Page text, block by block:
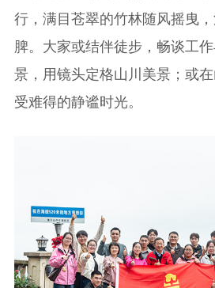
行，满目苍翠的竹林随风摇曳
脾。大家或结伴徒步，畅谈工
景，用镜头定格山川美景；或
受难得的静谧时光。